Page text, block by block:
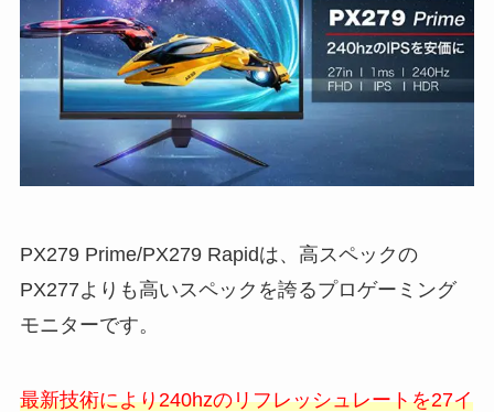
PX279 Prime/PX279 Rapidは、高スペックの
PX277よりも高いスペックを誇るプロゲーミング
モニターです。
最新技術により240hzのリフレッシュレートを27イ